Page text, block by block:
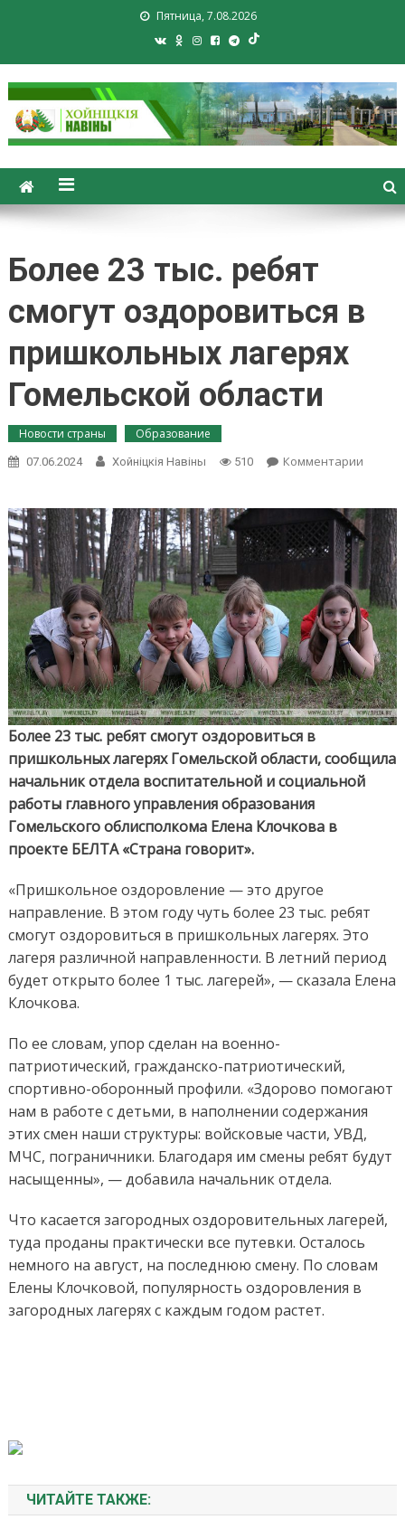
Пятница, 7.08.2026
Хойники. Хойнiцкiя навiны.
Новости Хойник. Районная
Более 23 тыс. ребят
смогут оздоровиться в
пришкольных лагерях
Гомельской области
Новости страны Образование
07.06.2024 Хойнiцкiя Навiны 510 Комментарииon
тыс.
ребят
смогут
в
Более 23 тыс. ребят смогут оздоровиться в
пришкольных лагерях Гомельской области, сообщила
начальник отдела воспитательной и социальной
работы главного управления образования
Гомельского облисполкома Елена Клочкова в
проекте БЕЛТА «Страна говорит».
«Пришкольное оздоровление — это другое
направление. В этом году чуть более 23 тыс. ребят
смогут оздоровиться в пришкольных лагерях. Это
лагеря различной направленности. В летний период
будет открыто более 1 тыс. лагерей», — сказала Елена
Клочкова.
По ее словам, упор сделан на военно-
патриотический, гражданско-патриотический,
спортивно-оборонный профили. «Здорово помогают
нам в работе с детьми, в наполнении содержания
этих смен наши структуры: войсковые части, УВД,
МЧС, пограничники. Благодаря им смены ребят будут
насыщенны», — добавила начальник отдела.
Что касается загородных оздоровительных лагерей,
туда проданы практически все путевки. Осталось
немного на август, на последнюю смену. По словам
Елены Клочковой, популярность оздоровления в
загородных лагерях с каждым годом растет.
ЧИТАЙТЕ ТАКЖЕ: